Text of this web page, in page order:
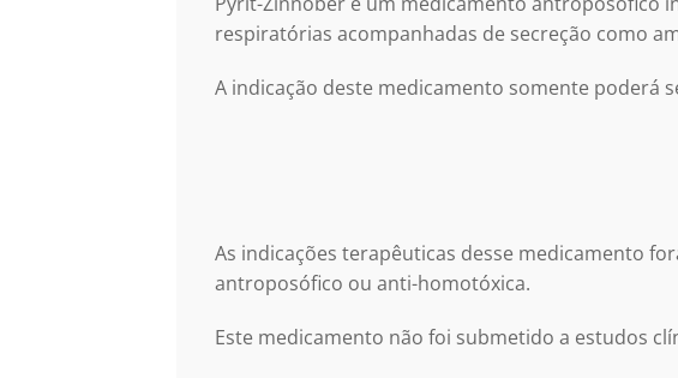
respiratórias acompanhadas de secreção como
A indicação deste medicamento somente poderá
As indicações terapêuticas desse medicamento
antroposófico ou anti-homotóxica.
Este medicamento não foi submetido a estudos